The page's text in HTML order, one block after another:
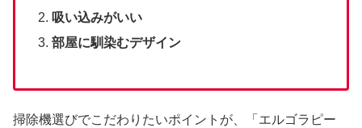
吸い込みがいい
部屋に馴染むデザイン
掃除機選びでこだわりたいポイントが、「エルゴラピー